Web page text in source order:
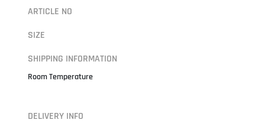
ARTICLE NO
SIZE
SHIPPING INFORMATION
Room Temperature
DELIVERY INFO